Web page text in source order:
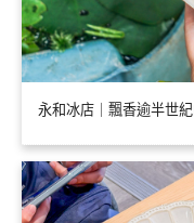
永和冰店｜飄香逾半世